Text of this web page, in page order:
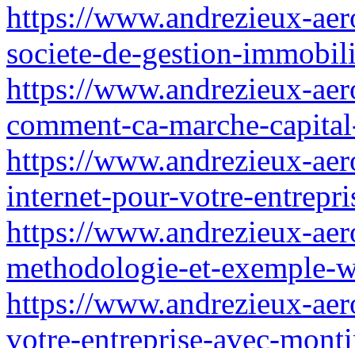
https://www.andrezieux-
societe-de-gestion-
https://www.andrezieux-
comment-ca-marche-
https://www.andrezieux-
internet-pour-votre-
https://www.andrezieux-
methodologie-et-exemple-
https://www.andrezieux-
votre-entreprise-avec-